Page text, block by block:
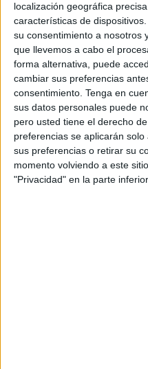
localización geográfica
características de
su consentimiento a nosotros
que llevemos a cabo el
forma alternativa, puede
cambiar sus preferencias
consentimiento. Tenga en
sus datos personales puede
pero usted tiene el derecho
preferencias se aplicarán
sus preferencias o retirar su
momento volviendo a este
"Privacidad" en la parte
Infantil Lámina
Publicado el 16 mayo, 2026
El abecedario es uno de
aprendizajes en Infantil.
relacionarlas con
ayuda a los niños y
SEGUIR LEYENDO